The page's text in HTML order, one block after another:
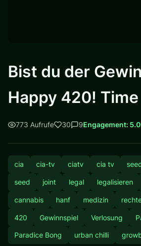
Bist du der
Happy 420! Time
773 Aufrufe 30 9Engagement:
cia cia-tv ciatv cia tv
seed joint legal legalisieren
cannabis hanf medizin
420 Gewinnspiel Verlosung
Paradice Bong urban chilli